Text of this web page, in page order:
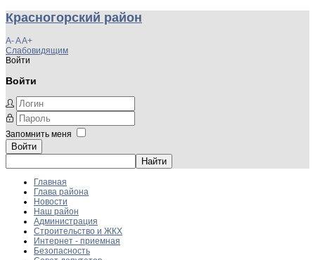
Красногорский район
A-AA+
Слабовидящим
Войти
Войти
Запомнить меня
Войти
Главная
Глава района
Новости
Наш район
Администрация
Строительство и ЖКХ
Интернет - приемная
Безопасность